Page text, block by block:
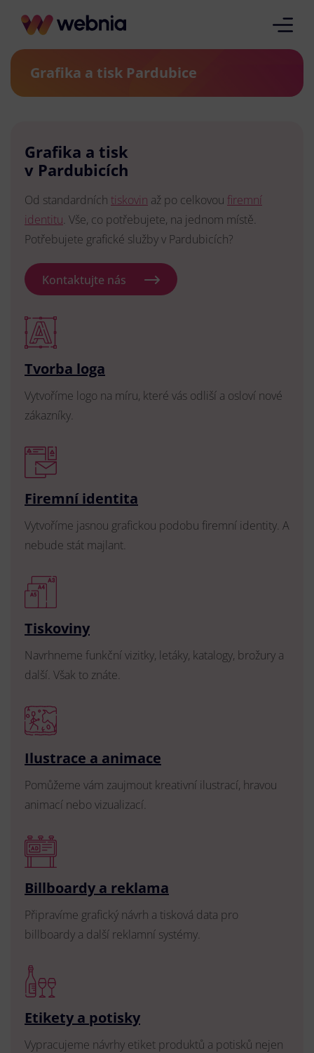
Grafika a tisk Pardubice
Grafika a tisk
v Pardubicích
Od standardních tiskovin až po celkovou firemní
identitu. Vše, co potřebujete, na jednom místě.
Potřebujete grafické služby v Pardubicích?
Kontaktujte nás
Tvorba loga
Vytvoříme logo na míru, které vás odliší a osloví nové
zákazníky.
Firemní identita
Vytvoříme jasnou grafickou podobu firemní identity. A
nebude stát majlant.
Tiskoviny
Navrhneme funkční vizitky, letáky, katalogy, brožury a
další. Však to znáte.
Ilustrace a animace
Pomůžeme vám zaujmout kreativní ilustrací, hravou
animací nebo vizualizací.
Billboardy a reklama
Připravíme grafický návrh a tisková data pro
billboardy a další reklamní systémy.
Etikety a potisky
Vypracujeme návrhy etiket produktů a potisků nejen